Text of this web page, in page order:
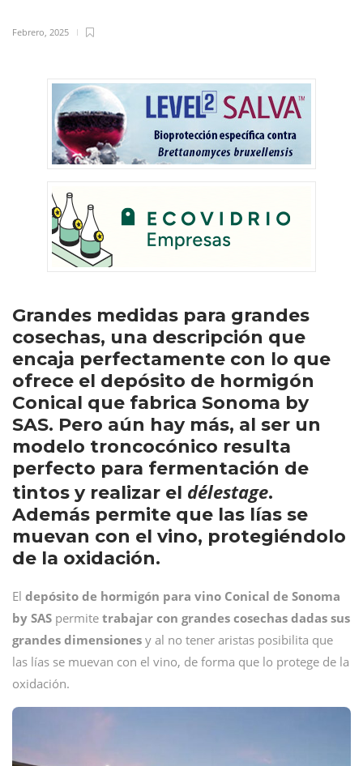
Febrero, 2025
Grandes medidas para grandes
cosechas, una descripción que
encaja perfectamente con lo que
ofrece el depósito de hormigón
Conical que fabrica Sonoma by
SAS. Pero aún hay más, al ser un
modelo troncocónico resulta
perfecto para fermentación de
tintos y realizar el délestage.
Además permite que las lías se
muevan con el vino, protegiéndolo
de la oxidación.
El depósito de hormigón para vino Conical de Sonoma
by SAS permite trabajar con grandes cosechas dadas sus
grandes dimensiones y al no tener aristas posibilita que
las lías se muevan con el vino, de forma que lo protege de la
oxidación.